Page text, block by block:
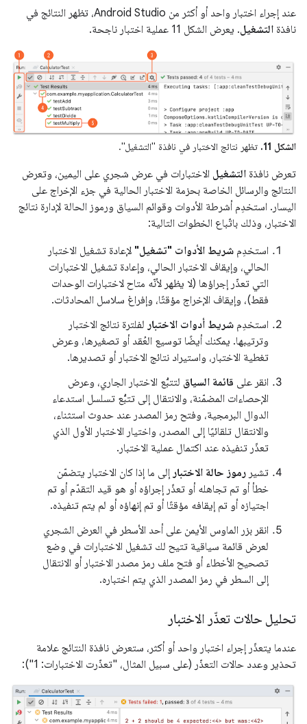
عند إجراء اختبار واحد أو أكثر من Android Studio، تظهر النتائج في
نافذة التشغيل. يعرض الشكل 11 عملية اختبار ناجحة.
الشكل 11. تظهر نتائج الاختبار في نافذة "التشغيل".
تعرض نافذة التشغيل الاختبارات في عرض شجري على اليمين، وتعرض
النتائج والرسائل الخاصة بحزمة الاختبار الحالية في جزء الإخراج على
اليسار. استخدِم أشرطة الأدوات وقوائم السياق ورموز الحالة لإدارة نتائج
الاختبار، وذلك باتّباع الخطوات التالية:
استخدِم شريط الأدوات "تشغيل" لإعادة تشغيل الاختبار
الحالي، وإيقاف الاختبار الحالي، وإعادة تشغيل الاختبارات
التي تعذّر إجراؤها (لا يظهر لأنّه متاح لاختبارات الوحدات
فقط)، وإيقاف الإخراج مؤقتًا، وإفراغ سلاسل المحادثات.
استخدِم شريط أدوات الاختبار لفلترة نتائج الاختبار
وترتيبها. يمكنك أيضًا توسيع العُقد أو تصغيرها، وعرض
تغطية الاختبار، واستيراد نتائج الاختبار أو تصديرها.
انقر على قائمة السياق لتتبُّع الاختبار الجاري، وعرض
الإحصاءات المضمّنة، والانتقال إلى تتبُّع تسلسل استدعاء
الدوال البرمجية، وفتح رمز المصدر عند حدوث استثناء،
والانتقال تلقائيًا إلى المصدر، واختيار الاختبار الأول الذي
تعذّر تنفيذه عند اكتمال عملية الاختبار.
تشير رموز حالة الاختبار إلى ما إذا كان الاختبار يتضمّن
خطأ أو تم تجاهله أو تعذّر إجراؤه أو هو قيد التقدّم أو تم
اجتيازه أو تم إيقافه مؤقتًا أو تم إنهاؤه أو لم يتم تنفيذه.
انقر بزر الماوس الأيمن على أحد الأسطر في العرض الشجري
لعرض قائمة سياقية تتيح لك تشغيل الاختبارات في وضع
تصحيح الأخطاء أو فتح ملف رمز مصدر الاختبار أو الانتقال
إلى السطر في رمز المصدر الذي يتم اختباره.
تحليل حالات تعذّر الاختبار
عندما يتعذّر إجراء اختبار واحد أو أكثر، ستعرض نافذة النتائج علامة
تحذير وعدد حالات التعذّر (على سبيل المثال، "تعذّرت الاختبارات: 1"):